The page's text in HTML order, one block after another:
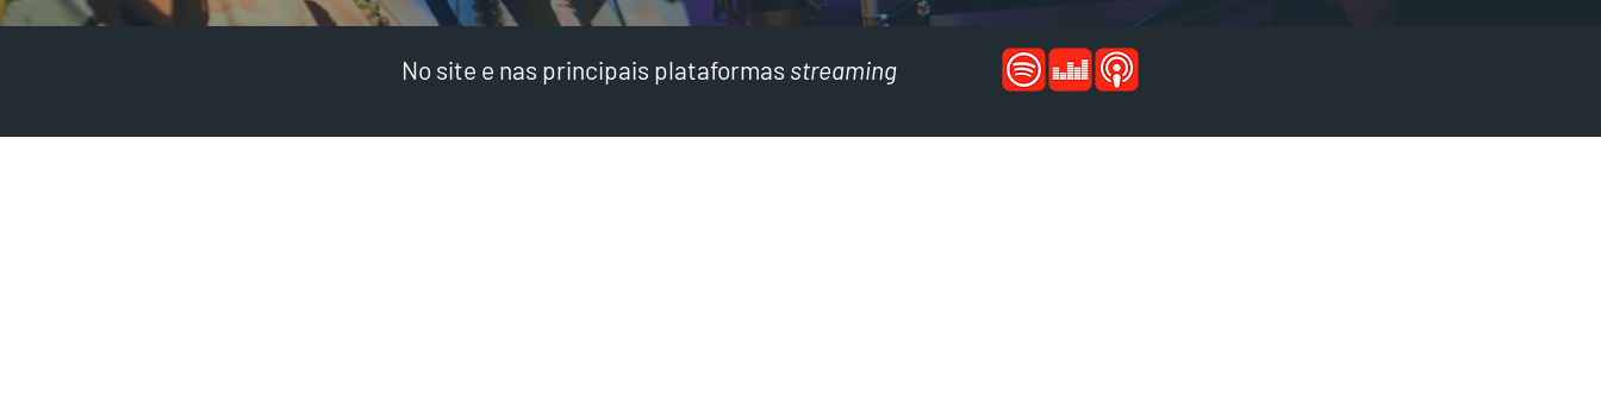
No site e nas principais plataformas streaming